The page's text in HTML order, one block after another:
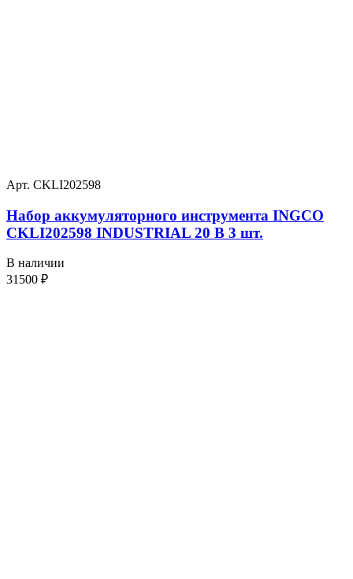
Арт. CKLI202598
Набор аккумуляторного инструмента INGCO
CKLI202598 INDUSTRIAL 20 В 3 шт.
В наличии
31500 ₽